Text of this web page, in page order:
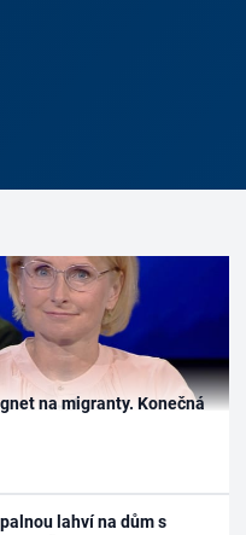
na migranty. Konečná
lahví na dům s